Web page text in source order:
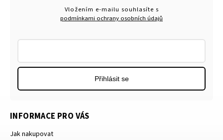
INFORMACE PRO VÁS
Jak nakupovat
Vložením e-mailu souhlasíte s
podmínkami ochrany osobních údajů
Přihlásit se